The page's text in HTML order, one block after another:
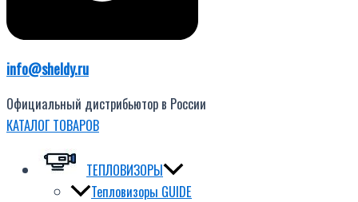
info@sheldy.ru
Официальный дистрибьютор в России
КАТАЛОГ ТОВАРОВ
ТЕПЛОВИЗОРЫ
Тепловизоры GUIDE